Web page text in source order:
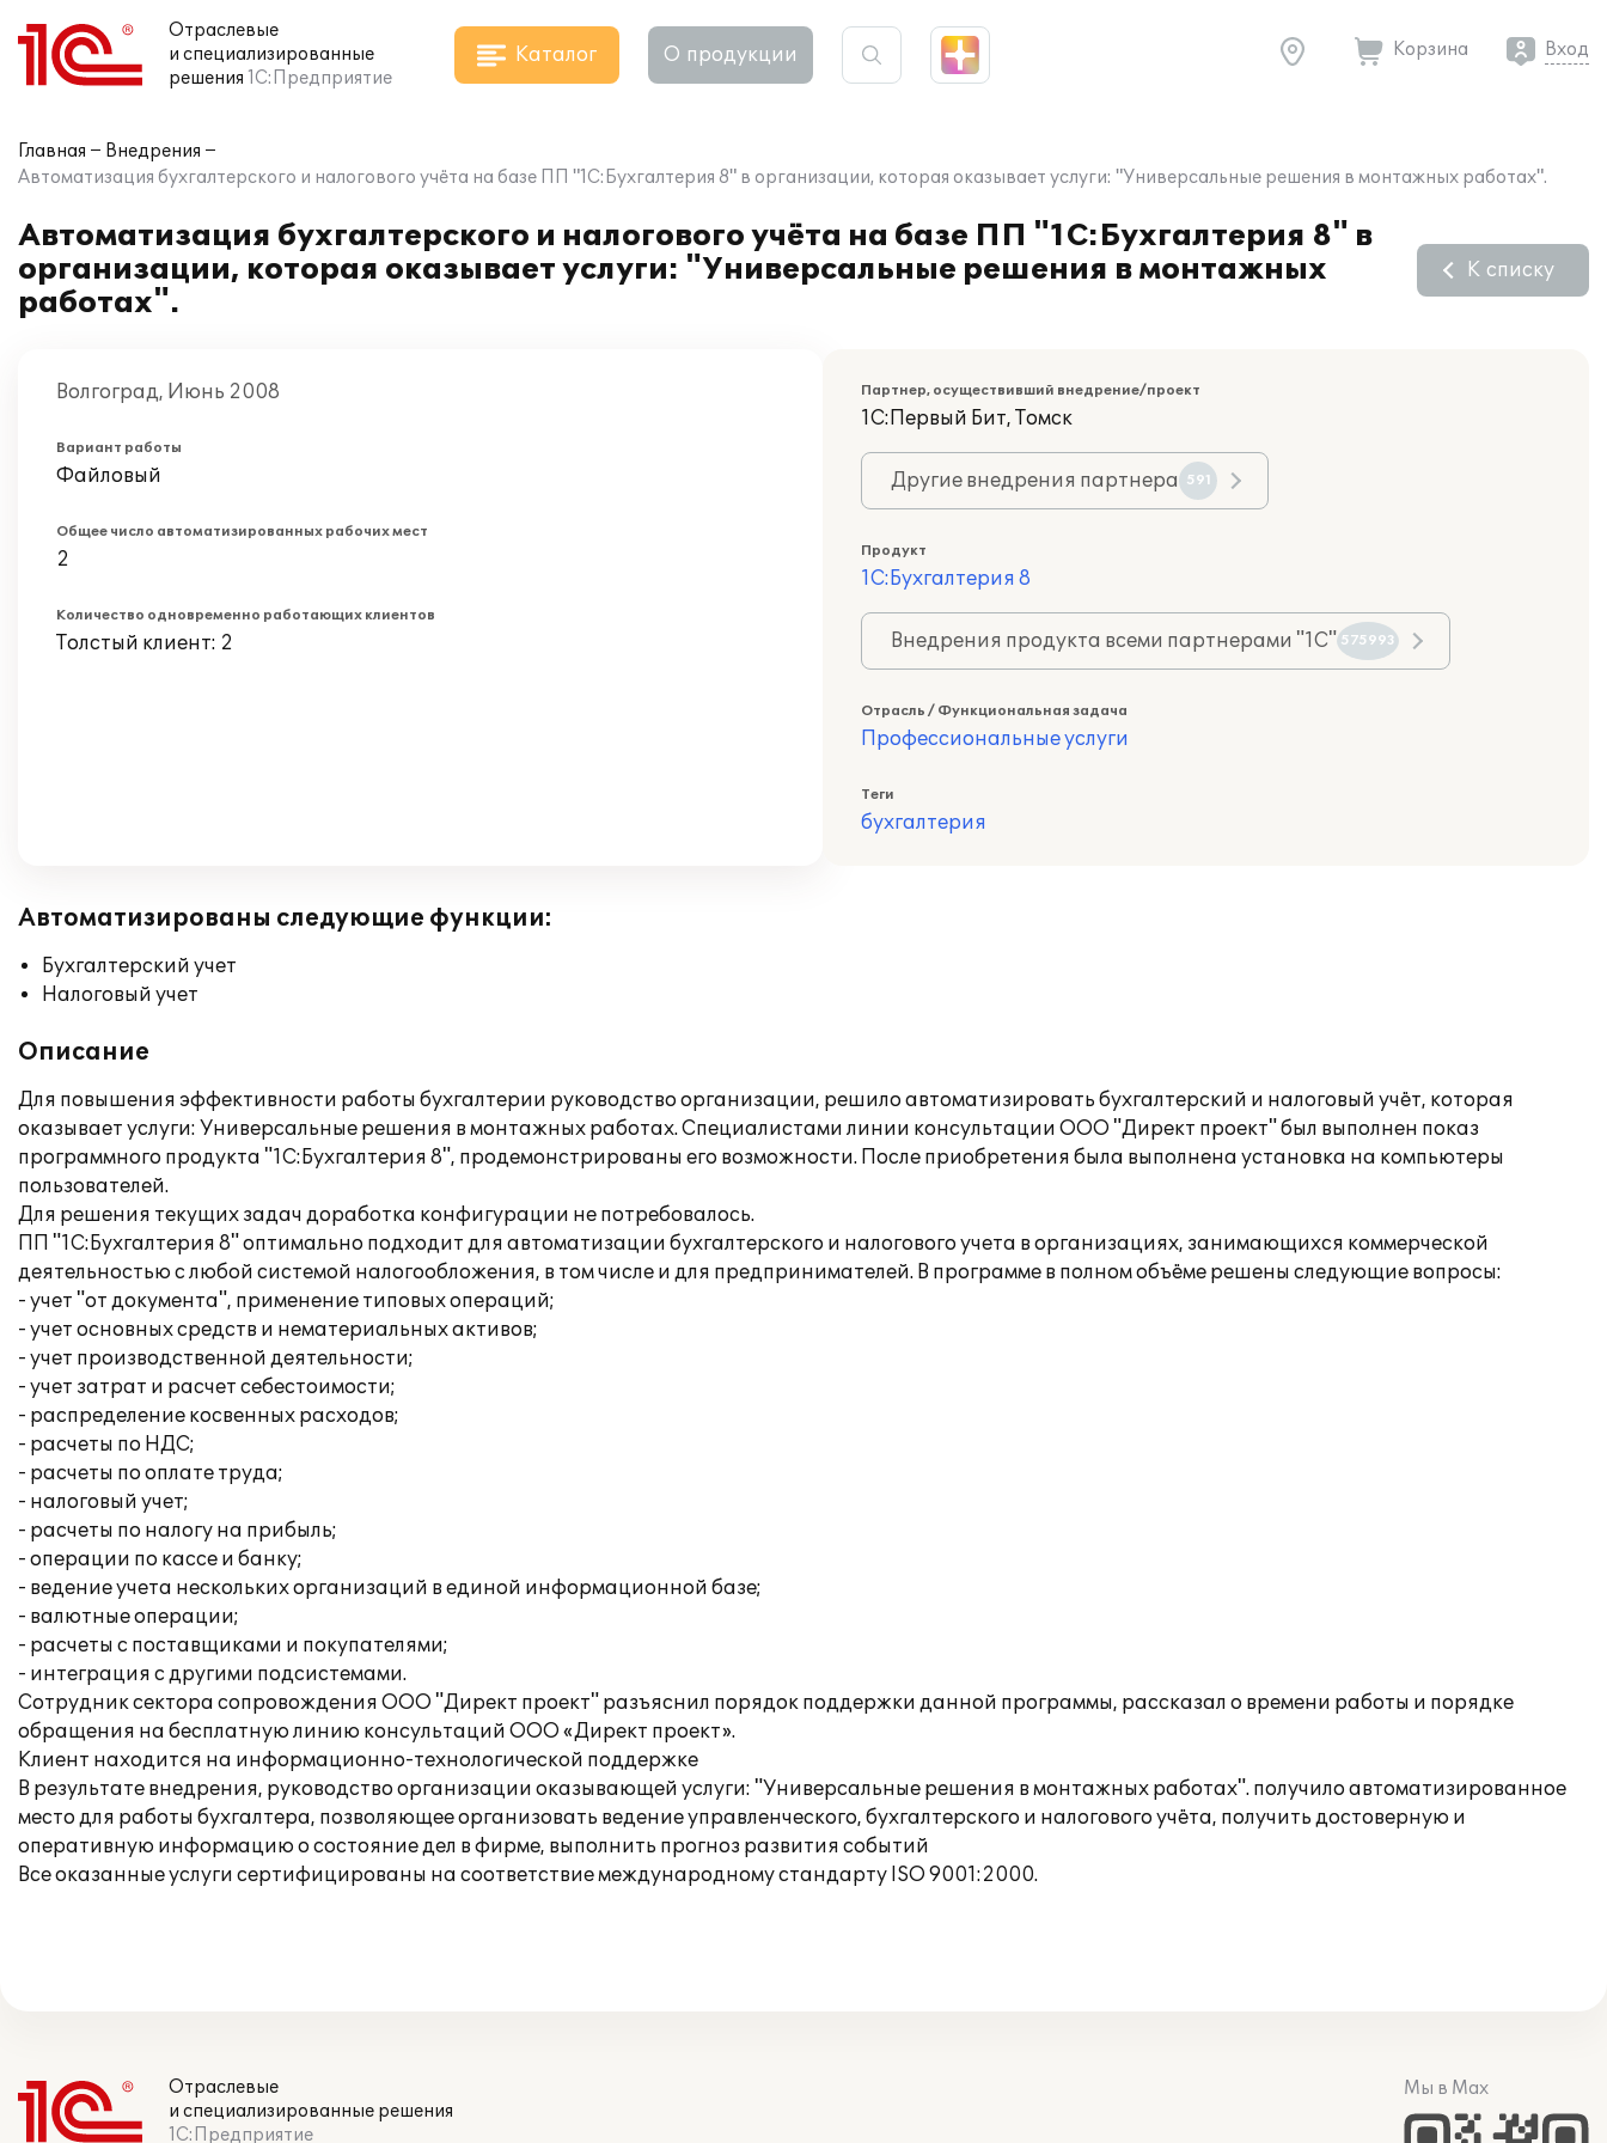
Отраслевые
и специализированные
решения 1С:Предприятие
Каталог О продукции Корзина Вход
Главная
Внедрения
Автоматизация бухгалтерского и налогового учёта на базе ПП "1С:Бухгалтерия 8" в организации, которая оказывает услуги: "Универсальные решения в монтажных работах".
Автоматизация бухгалтерского и налогового учёта на базе ПП "1С:Бухгалтерия 8" в
организации, которая оказывает услуги: "Универсальные решения в монтажных
работах".
К списку
Волгоград, Июнь 2008
Вариант работы
Файловый
Общее число автоматизированных рабочих мест
2
Количество одновременно работающих клиентов
Толстый клиент: 2
Партнер, осуществивший внедрение/проект
1С:Первый Бит, Томск
Другие внедрения партнера 591
Продукт
1С:Бухгалтерия 8
Внедрения продукта всеми партнерами "1С" 575993
Отрасль / Функциональная задача
Профессиональные услуги
Теги
бухгалтерия
Автоматизированы следующие функции:
Бухгалтерский учет
Налоговый учет
Описание
Для повышения эффективности работы бухгалтерии руководство организации, решило автоматизировать бухгалтерский и налоговый учёт, которая
оказывает услуги: Универсальные решения в монтажных работах. Специалистами линии консультации ООО "Директ проект" был выполнен показ
программного продукта "1С:Бухгалтерия 8", продемонстрированы его возможности. После приобретения была выполнена установка на компьютеры
пользователей.
Для решения текущих задач доработка конфигурации не потребовалось.
ПП "1C:Бухгалтерия 8" оптимально подходит для автоматизации бухгалтерского и налогового учета в организациях, занимающихся коммерческой
деятельностью с любой системой налогообложения, в том числе и для предпринимателей. В программе в полном объёме решены следующие вопросы:
- учет "от документа", применение типовых операций;
- учет основных средств и нематериальных активов;
- учет производственной деятельности;
- учет затрат и расчет себестоимости;
- распределение косвенных расходов;
- расчеты по НДС;
- расчеты по оплате труда;
- налоговый учет;
- расчеты по налогу на прибыль;
- операции по кассе и банку;
- ведение учета нескольких организаций в единой информационной базе;
- валютные операции;
- расчеты с поставщиками и покупателями;
- интеграция с другими подсистемами.
Сотрудник сектора сопровождения ООО "Директ проект" разъяснил порядок поддержки данной программы, рассказал о времени работы и порядке
обращения на бесплатную линию консультаций ООО «Директ проект».
Клиент находится на информационно-технологической поддержке
В результате внедрения, руководство организации оказывающей услуги: "Универсальные решения в монтажных работах". получило автоматизированное
место для работы бухгалтера, позволяющее организовать ведение управленческого, бухгалтерского и налогового учёта, получить достоверную и
оперативную информацию о состояние дел в фирме, выполнить прогноз развития событий
Все оказанные услуги сертифицированы на соответствие международному стандарту ISO 9001:2000.
Отраслевые
и специализированные решения
1С:Предприятие
Мы в Max